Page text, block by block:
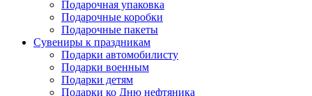
Подарочная упаковка
Подарочные коробки
Подарочные пакеты
Сувениры к праздникам
Подарки автомобилисту
Подарки военным
Подарки детям
Подарки ко Дню нефтяника